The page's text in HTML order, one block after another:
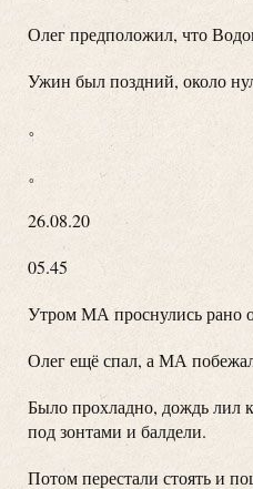
Олег предположил, что
Ужин был поздний, около
。
。
26.08.20
05.45
Утром МА проснулись рано
Олег ещё спал, а МА
Было прохладно, дождь лил
под зонтами и балдели.
Потом перестали стоять и